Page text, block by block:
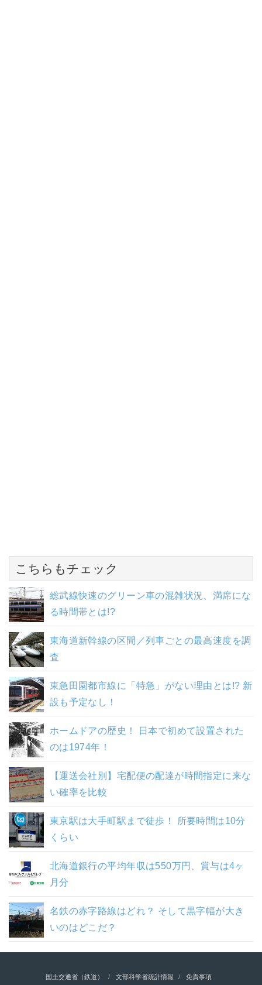
こちらもチェック
総武線快速のグリーン車の混雑状況、満席にな
る時間帯とは!?
東海道新幹線の区間／列車ごとの最高速度を調
査
東急田園都市線に「特急」がない理由とは!? 新
設も予定なし！
ホームドアの歴史！ 日本で初めて設置された
のは1974年！
【運送会社別】宅配便の配達が時間指定に来な
い確率を比較
東京駅は大手町駅まで徒歩！ 所要時間は10分
くらい
北海道銀行の平均年収は550万円、賞与は4ヶ
月分
名鉄の赤字路線はどれ？ そして黒字幅が大き
いのはどこだ？
国土交通省（鉄道） 文部科学省統計情報 免責事項